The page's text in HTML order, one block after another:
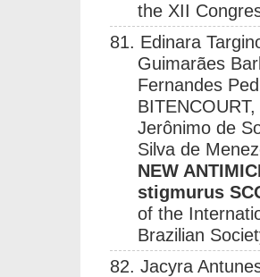
the XII
81. Edinara
Guimarães
Fernandes
Jerônimo de
Silva de
NEW
stigmurus
of the
Brazilian
82. Jacyra